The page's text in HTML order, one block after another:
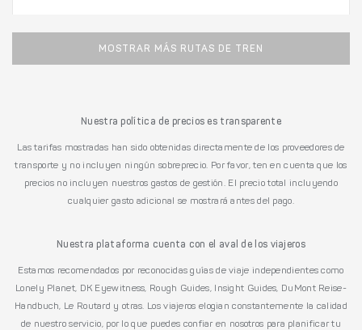
MOSTRAR MÁS RUTAS DE TREN
Nuestra política de precios es transparente
Las tarifas mostradas han sido obtenidas directamente de los proveedores de
transporte y no incluyen ningún sobreprecio. Por favor, ten en cuenta que los
precios no incluyen nuestros gastos de gestión. El precio total incluyendo
cualquier gasto adicional se mostrará antes del pago.
Nuestra plataforma cuenta con el aval de los viajeros
Estamos recomendados por reconocidas guías de viaje independientes como
Lonely Planet, DK Eyewitness, Rough Guides, Insight Guides, DuMont Reise-
Handbuch, Le Routard y otras. Los viajeros elogian constantemente la calidad
de nuestro servicio, por lo que puedes confiar en nosotros para planificar tu